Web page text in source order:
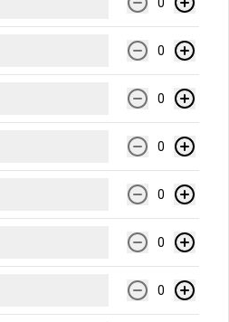
horneada con chips de chocolate.
Agua Cristal 500 ml
0
0
0
0
0
0